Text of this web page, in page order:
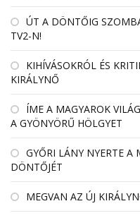
ÚT A DÖNTŐIG
TV2-N!
KIHÍVÁSOKRÓL ÉS
KIRÁLYNŐ
ÍME A MAGYAROK
A GYÖNYÖRŰ HÖLGYET
GYŐRI LÁNY NYERTE A
DÖNTŐJÉT
MEGVAN AZ ÚJ